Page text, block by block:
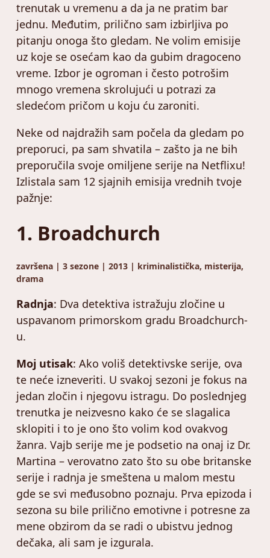
trenutak u vremenu a da ja ne pratim bar
jednu. Međutim, prilično sam izbirljiva po
pitanju onoga što gledam. Ne volim emisije
uz koje se osećam kao da gubim dragoceno
vreme. Izbor je ogroman i često potrošim
mnogo vremena skrolujući u potrazi za
sledećom pričom u koju ću zaroniti.
Neke od najdražih sam počela da gledam po
preporuci, pa sam shvatila – zašto ja ne bih
preporučila svoje omiljene serije na Netflixu!
Izlistala sam 12 sjajnih emisija vrednih tvoje
pažnje:
1. Broadchurch
završena | 3 sezone | 2013 | kriminalistička, misterija,
drama
Radnja: Dva detektiva istražuju zločine u
uspavanom primorskom gradu Broadchurch-
u.
Moj utisak: Ako voliš detektivske serije, ova
te neće izneveriti. U svakoj sezoni je fokus na
jedan zločin i njegovu istragu. Do poslednjeg
trenutka je neizvesno kako će se slagalica
sklopiti i to je ono što volim kod ovakvog
žanra. Vajb serije me je podsetio na onaj iz Dr.
Martina – verovatno zato što su obe britanske
serije i radnja je smeštena u malom mestu
gde se svi međusobno poznaju. Prva epizoda i
sezona su bile prilično emotivne i potresne za
mene obzirom da se radi o ubistvu jednog
dečaka, ali sam je izgurala.